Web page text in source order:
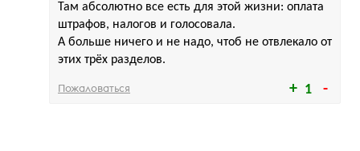
1
Там абсолютно все есть для этой жизни: оплата
штрафов, налогов и голосовала.
А больше ничего и не надо, чтоб не отвлекало от
этих трёх разделов.
Пожаловаться